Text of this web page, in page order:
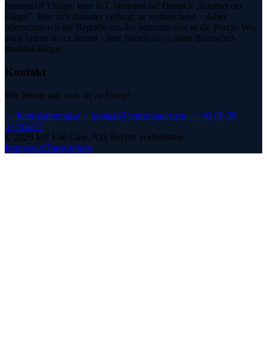
Internet of Things, kurz IoT, bedeutet auf Deutsch „Internet der
Dinge". Was sich dahinter verbirgt ist weitreichend – daher
übersetzen wir die Begriffe aus der Industrie hier in die Praxis. Wie
auch immer du es nennst – hier findest du es ohne Buzzword-
Bullshit-Bingo.
Kontakt
Wir freuen uns, von dir zu hören!
→ Kontaktformular→ kontakt@iotusecase.com→ +49 (0) 30
57714477
© 2026 IoT Use Case. Alle Rechte vorbehalten.
ImpressumDatenschutz